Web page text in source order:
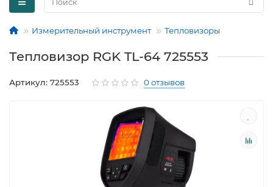
Измерительный инструмент Тепловизоры
Тепловизор RGK TL-64 725553
Артикул: 725553 0 отзывов